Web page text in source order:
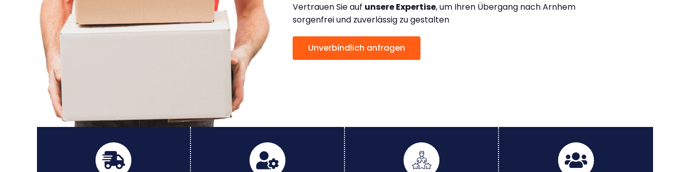
Vertrauen Sie auf unsere Expertise, um Ihren Übergang nach Arnhem
sorgenfrei und zuverlässig zu gestalten
Unverbindlich anfragen